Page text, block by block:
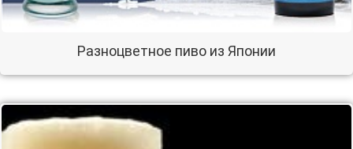
Разноцветное пиво из Японии